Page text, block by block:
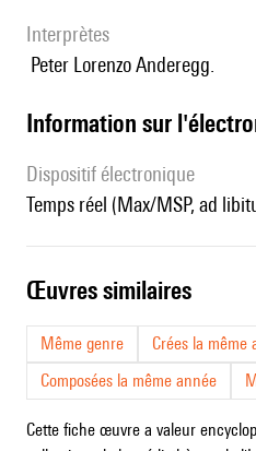
interprètes
Peter Lorenzo Anderegg.
Information sur
Dispositif électronique
temps réel (Max/MSP, ad
œuvres similaires
Même genre
Crées la même
Composées la même année
Cette fiche œuvre a valeur